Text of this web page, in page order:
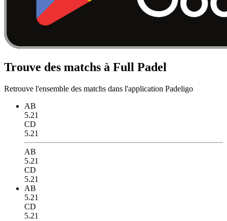
Trouve des matchs à Full Padel
Retrouve l'ensemble des matchs dans l'application Padeligo
AB
5.21
CD
5.21
AB
5.21
CD
5.21
AB
5.21
CD
5.21